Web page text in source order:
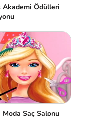
Akademi Ödülleri
Moda Saç Salonu